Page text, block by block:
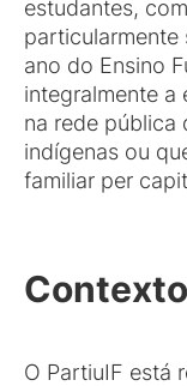
estudantes,
particularmente
ano do Ensino
integralmente a
na rede pública
indígenas ou
familiar per
Contexto
O PartiuIF está